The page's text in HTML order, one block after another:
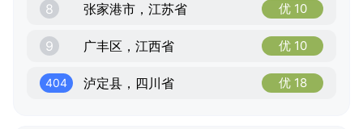
8 张家港市，江苏省 优 10
9 广丰区，江西省 优 10
404 泸定县，四川省 优 18